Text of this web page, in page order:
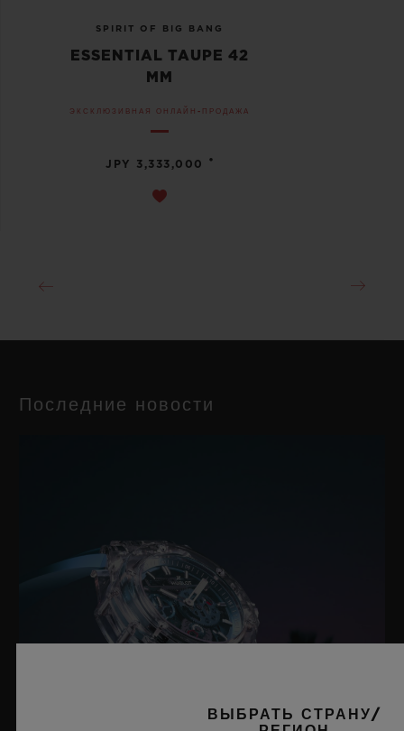
SPIRIT OF BIG BANG
ESSENTIAL TAUPE 42
MM
ЭКСКЛЮЗИВНАЯ ОНЛАЙН-ПРОДАЖА
JPY 3,333,000 •
Последние новости
ВЫБРАТЬ СТРАНУ/